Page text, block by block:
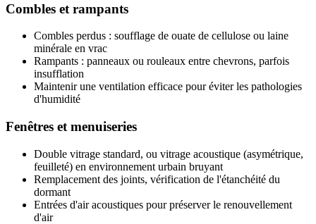
Combles et rampants
Combles perdus : soufflage de ouate de cellulose ou laine
minérale en vrac
Rampants : panneaux ou rouleaux entre chevrons, parfois
insufflation
Maintenir une ventilation efficace pour éviter les pathologies
d'humidité
Fenêtres et menuiseries
Double vitrage standard, ou vitrage acoustique (asymétrique,
feuilleté) en environnement urbain bruyant
Remplacement des joints, vérification de l'étanchéité du
dormant
Entrées d'air acoustiques pour préserver le renouvellement
d'air